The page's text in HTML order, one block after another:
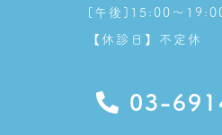
[午後]15:00～
【休診日】不定休
03-